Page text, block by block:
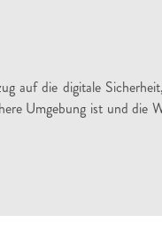
auf die digitale
Umgebung ist und die